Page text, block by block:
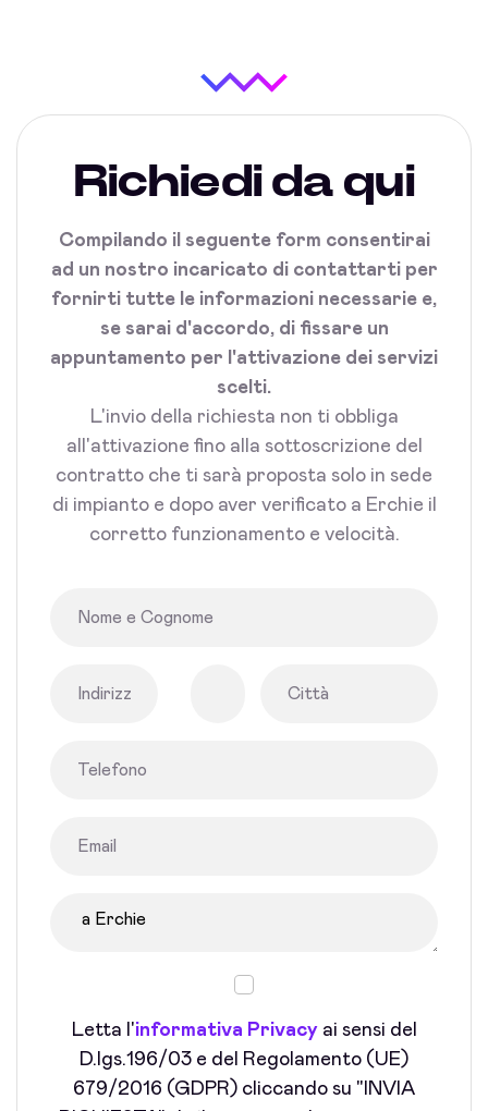
Richiedi da qui
Compilando il seguente form consentirai
ad un nostro incaricato di contattarti per
fornirti tutte le informazioni necessarie e,
se sarai d'accordo, di fissare un
appuntamento per l'attivazione dei servizi
scelti.
L'invio della richiesta non ti obbliga
all'attivazione fino alla sottoscrizione del
contratto che ti sarà proposta solo in sede
di impianto e dopo aver verificato a Erchie il
corretto funzionamento e velocità.
Letta l'informativa Privacyai sensi del
D.lgs.196/03 e del Regolamento (UE)
679/2016 (GDPR) cliccando su "INVIA